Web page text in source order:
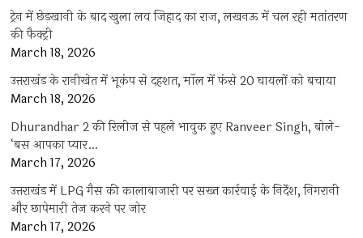
ट्रेन में छेड़खानी के बाद खुला लव जिहाद का राज, लखनऊ में चल रही मतांतरण
की फैक्ट्री
March 18, 2026
उत्तराखंड के रानीखेत में भूकंप से दहशत, मॉल में फंसे 20 घायलों को बचाया
March 18, 2026
Dhurandhar 2 की रिलीज से पहले भावुक हुए Ranveer Singh, बोले-
‘बस आपका प्यार…
March 17, 2026
उत्तराखंड में LPG गैस की कालाबाजारी पर सख्त कार्रवाई के निर्देश, निगरानी
और छापेमारी तेज करने पर जोर
March 17, 2026